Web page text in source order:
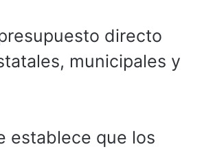
directo
municipales y
establece que los